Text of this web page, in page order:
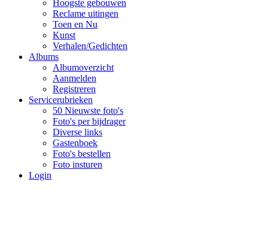
Hoogste gebouwen
Reclame uitingen
Toen en Nu
Kunst
Verhalen/Gedichten
Albums
Albumoverzicht
Aanmelden
Registreren
Servicerubrieken
50 Nieuwste foto's
Foto's per bijdrager
Diverse links
Gastenboek
Foto's bestellen
Foto insturen
Login